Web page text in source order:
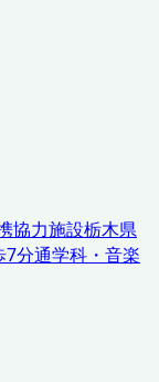
協力施設栃木県
7分通学科・音楽